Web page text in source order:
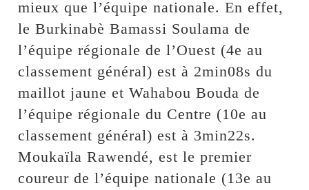
mieux que l’équipe nationale. En effet,
le Burkinabè Bamassi Soulama de
l’équipe régionale de l’Ouest (4e au
classement général) est à 2min08s du
maillot jaune et Wahabou Bouda de
l’équipe régionale du Centre (10e au
classement général) est à 3min22s.
Moukaïla Rawendé, est le premier
coureur de l’équipe nationale (13e au